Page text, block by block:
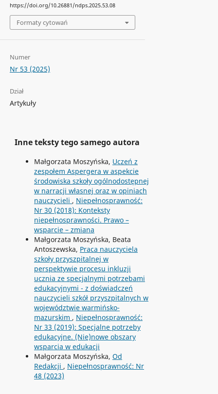
https://doi.org/10.26881/ndps.2025.53.08
Formaty cytowań
Numer
Nr 53 (2025)
Dział
Artykuły
Inne teksty tego samego autora
Małgorzata Moszyńska, Uczeń z
zespołem Aspergera w aspekcie
środowiska szkoły ogólnodostępnej
w narracji własnej oraz w opiniach
nauczycieli , Niepełnosprawność:
Nr 30 (2018): Konteksty
niepełnosprawności. Prawo –
wsparcie – zmiana
Małgorzata Moszyńska, Beata
Antoszewska, Praca nauczyciela
szkoły przyszpitalnej w
perspektywie procesu inkluzji
ucznia ze specjalnymi potrzebami
edukacyjnymi - z doświadczeń
nauczycieli szkół przyszpitalnych w
województwie warmińsko-
mazurskim , Niepełnosprawność:
Nr 33 (2019): Specjalne potrzeby
edukacyjne. (Nie)nowe obszary
wsparcia w edukacji
Małgorzata Moszyńska, Od
Redakcji , Niepełnosprawność: Nr
48 (2023)